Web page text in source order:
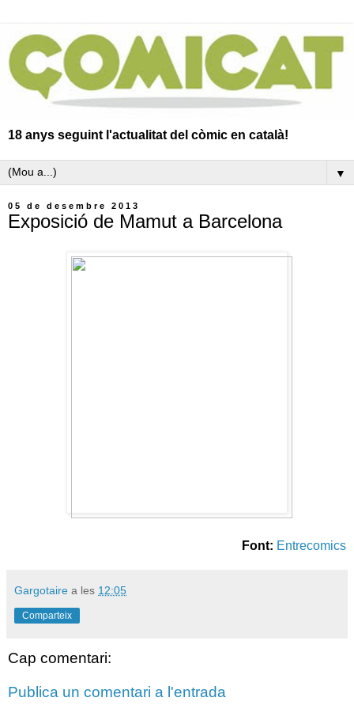
18 anys seguint l'actualitat del còmic en català!
▼
05 de desembre 2013
Exposició de Mamut a Barcelona
Font: Entrecomics
Gargotaire a les 12:05
Comparteix
Cap comentari:
Publica un comentari a l'entrada